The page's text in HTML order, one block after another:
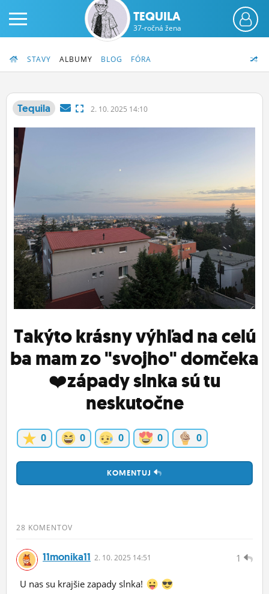
PRIHLÁS SA
STATUSY
BLOGY
OBRÁZKY
ĽUDIA
MÔJ PROFIL
NASTAVENIA
ROLETA
TEQUILA
37-ročná žena
STAVY ALBUMY BLOG FÓRA
Tequila 2. 10. 2025 14:10
Takýto krásny výhľad na celú
ba mam zo "svojho" domčeka
❤️západy slnka sú tu
neskutočne
0 0 0 0 0
KOMENTUJ
28 KOMENTOV
1
11monika11 2. 10. 2025 14:51
U nas su krajšie zapady slnka!